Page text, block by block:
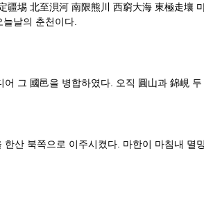
埸 北至浿河 南限熊川 西窮大海 東極走壤
날의 춘천이다.
그 國邑을 병합하였다. 오직 圓山과 錦峴
산 북쪽으로 이주시켰다. 마한이 마침내 멸